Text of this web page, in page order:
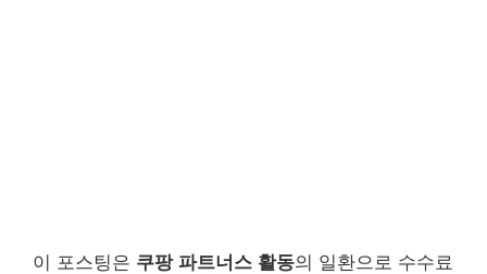
이 포스팅은 쿠팡 파트너스 활동의 일환으로 수수료